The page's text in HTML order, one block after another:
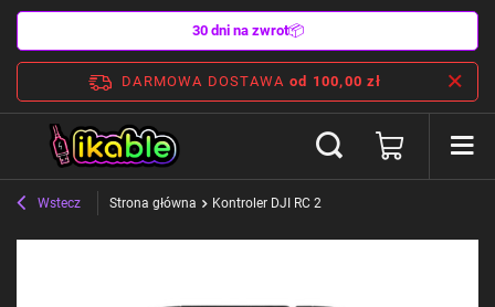
30 dni na zwrot📦
DARMOWA DOSTAWA od 100,00 zł
Wstecz Strona główna Kontroler DJI RC 2